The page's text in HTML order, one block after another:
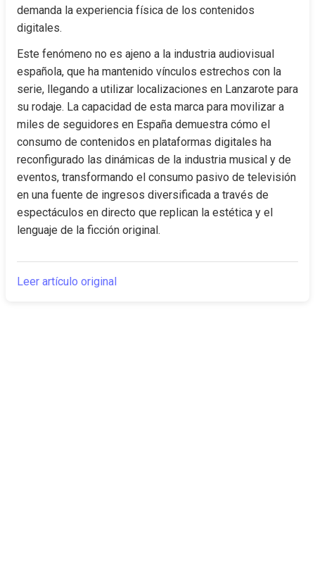
demanda la experiencia física de los contenidos
digitales.
Este fenómeno no es ajeno a la industria audiovisual
española, que ha mantenido vínculos estrechos con la
serie, llegando a utilizar localizaciones en Lanzarote para
su rodaje. La capacidad de esta marca para movilizar a
miles de seguidores en España demuestra cómo el
consumo de contenidos en plataformas digitales ha
reconfigurado las dinámicas de la industria musical y de
eventos, transformando el consumo pasivo de televisión
en una fuente de ingresos diversificada a través de
espectáculos en directo que replican la estética y el
lenguaje de la ficción original.
Leer artículo original